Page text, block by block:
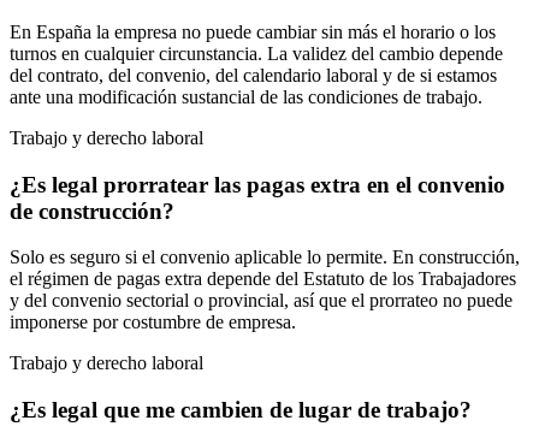
En España la empresa no puede cambiar sin más el horario o los
turnos en cualquier circunstancia. La validez del cambio depende
del contrato, del convenio, del calendario laboral y de si estamos
ante una modificación sustancial de las condiciones de trabajo.
Trabajo y derecho laboral
¿Es legal prorratear las pagas extra en el convenio
de construcción?
Solo es seguro si el convenio aplicable lo permite. En construcción,
el régimen de pagas extra depende del Estatuto de los Trabajadores
y del convenio sectorial o provincial, así que el prorrateo no puede
imponerse por costumbre de empresa.
Trabajo y derecho laboral
¿Es legal que me cambien de lugar de trabajo?